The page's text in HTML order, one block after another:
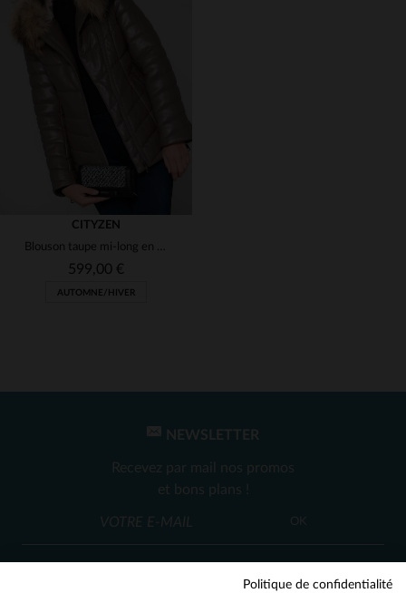
(1)
TAILLES DISPONIBLES
CITYZEN
Blouson taupe mi-long en cuir souple, matelassé et chaud pour l'hiver.
599,00 €
AUTOMNE/HIVER
NEWSLETTER
Recevez par mail nos promos
et bons plans !
OK
Politique de confidentialité